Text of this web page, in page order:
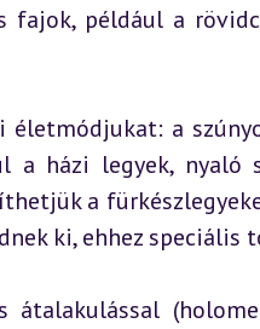
fajok, például a
a
a házi legyek, nyaló
a
ki, ehhez speciális
átalakulással